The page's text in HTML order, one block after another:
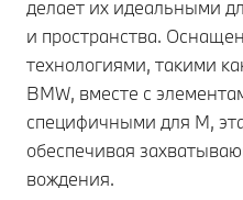
делает их идеальными
и пространства.
технологиями, такими
BMW, вместе с
специфичными для M,
обеспечивая
вождения.